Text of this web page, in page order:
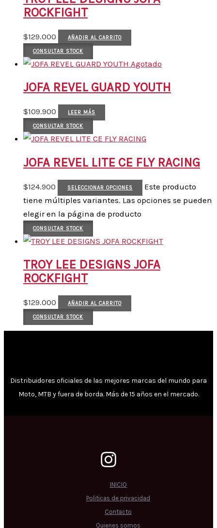
ROCKFIGHT
$129.000 AÑADIR AL CARRITO
CONSULTAR STOCK
Agotado
JOFA REVEL GUARD YOUTH
$109.900 LEER MÁS
CONSULTAR STOCK
JOFA REVEL LITE CE FLY RACING
$124.900 SELECCIONAR OPCIONES
Este producto
tiene múltiples variantes. Las opciones se pueden
elegir en la página de producto
CONSULTAR STOCK
TROY LEE DESIGNS JOFA
ROCKFIGHT
$129.000 AÑADIR AL CARRITO
CONSULTAR STOCK
Distribuidores oficiales de las mejores marcas del mundo para
Moto, MTB y fuera de borda. Más de 15 años en el mercado.
INICIO
Politicas de privacidad
Contacto
Quienes somos